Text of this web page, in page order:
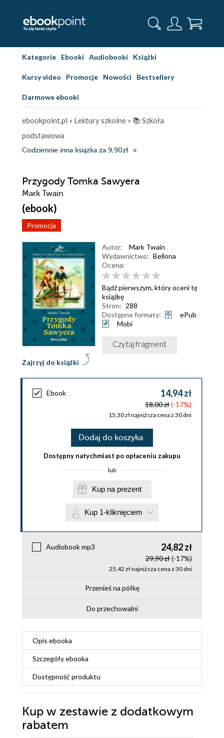
Kategorie Ebooki Audiobooki Książki
Kursy video Promocje Nowości Bestsellery
Darmowe ebooki
ebookpoint.pl » Lektury szkolne » 📚 Szkoła
podstawowa
Codziennie inna książka za 9,90zł
Przygody Tomka Sawyera
Mark Twain
(ebook)
Promocja
Zajrzyj do książki
Autor:
Mark Twain
Wydawnictwo: Bellona
Ocena:
Bądź pierwszym, który oceni tę
książkę
Stron: 288
Dostępne formaty:
ePub
Mobi
Czytaj fragment
Ebook 14,94 zł
18,00 zł(-17%)
15,30 zł najniższa cena z 30 dni
Dodaj do koszyka
Dostępny natychmiast po opłaceniu zakupu
lub
Kup na prezent
Kup 1-kliknięciem
Audiobook mp3 24,82 zł
29,90 zł(-17%)
25,42 zł najniższa cena z 30 dni
Przenieś na półkę
Do przechowalni
Opis ebooka
Szczegółyebooka
Dostępność produktu
Kup w zestawie z dodatkowym
rabatem